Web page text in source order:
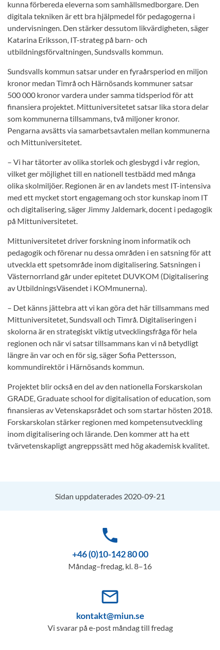
kunna förbereda eleverna som samhällsmedborgare. Den
digitala tekniken är ett bra hjälpmedel för pedagogerna i
undervisningen. Den stärker dessutom likvärdigheten, säger
Katarina Eriksson, IT-strateg på barn- och
utbildningsförvaltningen, Sundsvalls kommun.
Sundsvalls kommun satsar under en fyraårsperiod en miljon
kronor medan Timrå och Härnösands kommuner satsar
500 000 kronor vardera under samma tidsperiod för att
finansiera projektet. Mittuniversitetet satsar lika stora delar
som kommunerna tillsammans, två miljoner kronor.
Pengarna avsätts via samarbetsavtalen mellan kommunerna
och Mittuniversitetet.
– Vi har tätorter av olika storlek och glesbygd i vår region,
vilket ger möjlighet till en nationell testbädd med många
olika skolmiljöer. Regionen är en av landets mest IT-intensiva
med ett mycket stort engagemang och stor kunskap inom IT
och digitalisering, säger Jimmy Jaldemark, docent i pedagogik
på Mittuniversitetet.
Mittuniversitetet driver forskning inom informatik och
pedagogik och förenar nu dessa områden i en satsning för att
utveckla ett spetsområde inom digitalisering. Satsningen i
Västernorrland går under epitetet DUVKOM (Digitalisering
av UtbildningsVäsendet i KOMmunerna).
– Det känns jättebra att vi kan göra det här tillsammans med
Mittuniversitetet, Sundsvall och Timrå. Digitaliseringen i
skolorna är en strategiskt viktig utvecklingsfråga för hela
regionen och när vi satsar tillsammans kan vi nå betydligt
längre än var och en för sig, säger Sofia Pettersson,
kommundirektör i Härnösands kommun.
Projektet blir också en del av den nationella Forskarskolan
GRADE, Graduate school for digitalisation of education, som
finansieras av Vetenskapsrådet och som startar hösten 2018.
Forskarskolan stärker regionen med kompetensutveckling
inom digitalisering och lärande. Den kommer att ha ett
tvärvetenskapligt angreppssätt med hög akademisk kvalitet.
Sidan uppdaterades 2020-09-21
phone
+46 (0)10-142 80 00
Måndag–fredag, kl. 8–16
mail_outline
kontakt@miun.se
Vi svarar på e-post måndag till fredag